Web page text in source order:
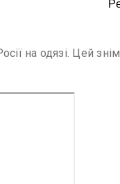
на одязі. Цей